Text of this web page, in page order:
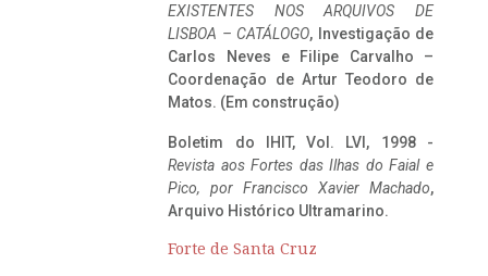
EXISTENTES NOS ARQUIVOS DE
LISBOA – CATÁLOGO, Investigação de
Carlos Neves e Filipe Carvalho –
Coordenação de Artur Teodoro de
Matos. (Em construção)
Boletim do IHIT, Vol. LVI, 1998 -
Revista aos Fortes das Ilhas do Faial e
Pico, por Francisco Xavier Machado,
Arquivo Histórico Ultramarino.
Forte de Santa Cruz